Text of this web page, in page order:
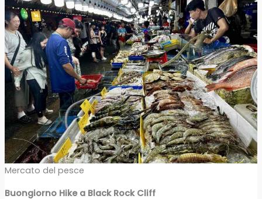
Mercato del pesce
Buongiorno Hike a Black Rock Cliff